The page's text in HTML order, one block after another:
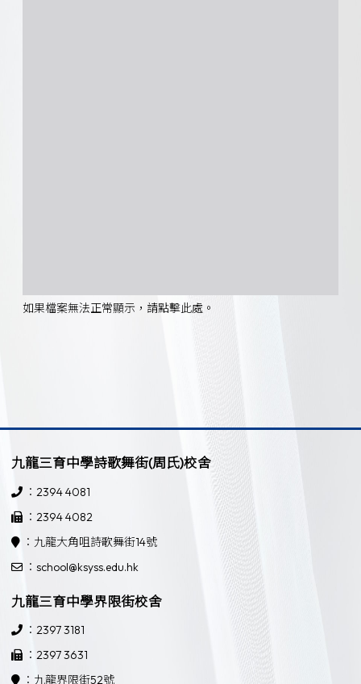
如果檔案無法正常顯示，請點擊此處。
九龍三育中學詩歌舞街(周氏)校舍
：2394 4081
：2394 4082
：九龍大角咀詩歌舞街14號
：school@ksyss.edu.hk
九龍三育中學界限街校舍
：2397 3181
：2397 3631
：九龍界限街52號